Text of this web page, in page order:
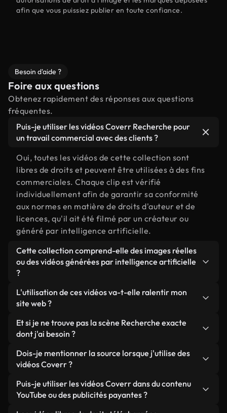
afin que vous puissiez publier en toute confiance.
Besoin d'aide ?
Foire aux questions
Obtenez rapidement des réponses aux questions
fréquentes.
Puis-je utiliser les vidéos Coverr Recherche pour
un travail commercial avec des clients ?
Oui, toutes les vidéos de cette collection sont
libres de droits et peuvent être utilisées à des fins
commerciales. Chaque clip est vérifié
individuellement afin de garantir sa conformité
aux normes en matière de droits d'auteur et de
licences, qu'il ait été filmé par un créateur ou
généré par intelligence artificielle.
Cette collection comprend-elle des images réelles
ou des vidéos générées par intelligence artificielle
?
Les deux. Il s'agit d'une bibliothèque hybride
composée de véritables images filmées par des
générées par IA. Chaque vidéo est clairement
identifiée afin que vous sachiez toujours ce que
vous utilisez.
L'utilisation de ces vidéos va-t-elle ralentir mon
site web ?
Sauf si vous choisissez nos versions optimisées.
Nous proposons des formats légers, prêts pour le
ils conservent une qualité élevée tout en
minimisant les temps de chargement et en
améliorant des indicateurs comme le LCP.
Et si je ne trouve pas la scène Recherche exacte
dont j'ai besoin ?
Vous pouvez en créer une instantanément avec
Coverr AI Studio. Il vous suffit de décrire la scène,
le Studio générera en quelques secondes une vidéo
personnalisée conforme à nos normes de licence.
Dois-je mentionner la source lorsque j'utilise des
vidéos Coverr ?
Aucune attribution n'est requise. Toutes les vidéos
de notre bibliothèque sont libres de droits et
Puis-je utiliser les vidéos Coverr dans du contenu
YouTube ou des publicités payantes ?
Oui. Toutes les séquences vidéo de Coverr peuvent